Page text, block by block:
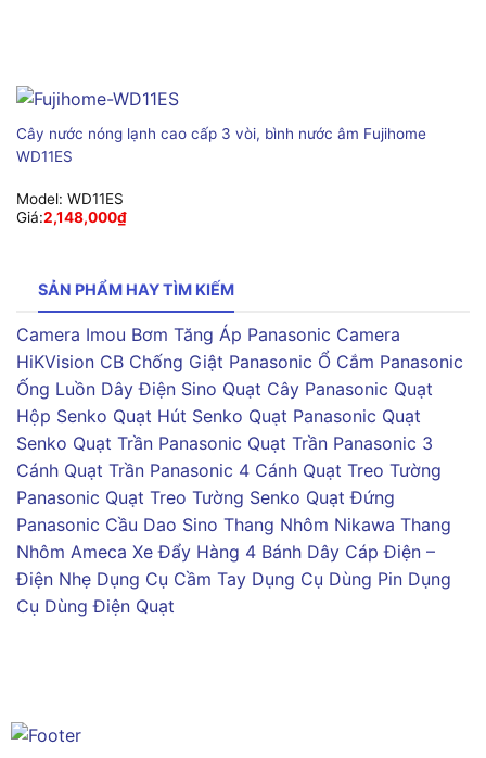
Cây nước nóng lạnh cao cấp 3 vòi, bình nước âm Fujihome
WD11ES
Model: WD11ES
Giá:2,148,000₫
SẢN PHẨM HAY TÌM KIẾM
Camera Imou Bơm Tăng Áp Panasonic Camera
HiKVision CB Chống Giật Panasonic Ổ Cắm Panasonic
Ống Luồn Dây Điện Sino Quạt Cây Panasonic Quạt
Hộp Senko Quạt Hút Senko Quạt Panasonic Quạt
Senko Quạt Trần Panasonic Quạt Trần Panasonic 3
Cánh Quạt Trần Panasonic 4 Cánh Quạt Treo Tường
Panasonic Quạt Treo Tường Senko Quạt Đứng
Panasonic Cầu Dao Sino Thang Nhôm Nikawa Thang
Nhôm Ameca Xe Đẩy Hàng 4 Bánh Dây Cáp Điện –
Điện Nhẹ Dụng Cụ Cầm Tay Dụng Cụ Dùng Pin Dụng
Cụ Dùng Điện Quạt